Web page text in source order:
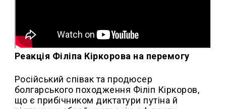
Реакція Філіпа Кіркорова на перемогу
Російський співак та продюсер
болгарського походження Філіп Кіркоров,
що є прибічником диктатури путіна й